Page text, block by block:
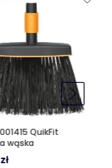
QuikFit
wąska